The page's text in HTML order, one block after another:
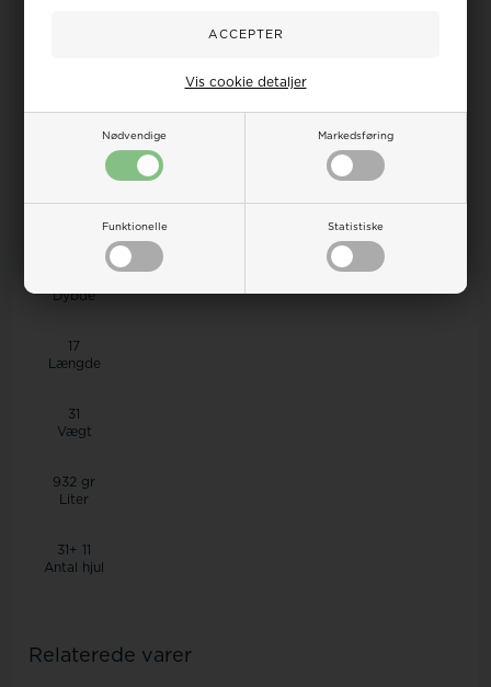
Nødvendige Markedsføring
Funktionelle Statistiske
Vis cookie detaljer
Dybde
17
Længde
31
Vægt
932 gr
Liter
31+ 11
Antal hjul
Relaterede varer